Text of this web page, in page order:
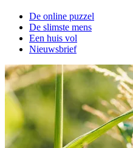
De online puzzel
De slimste mens
Een huis vol
Nieuwsbrief